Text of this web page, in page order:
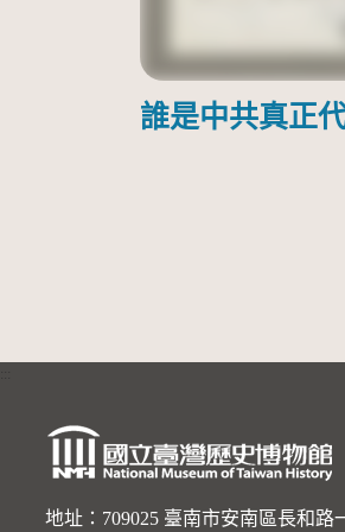
誰是中共真正
地址：709025 臺南市安南區長和路